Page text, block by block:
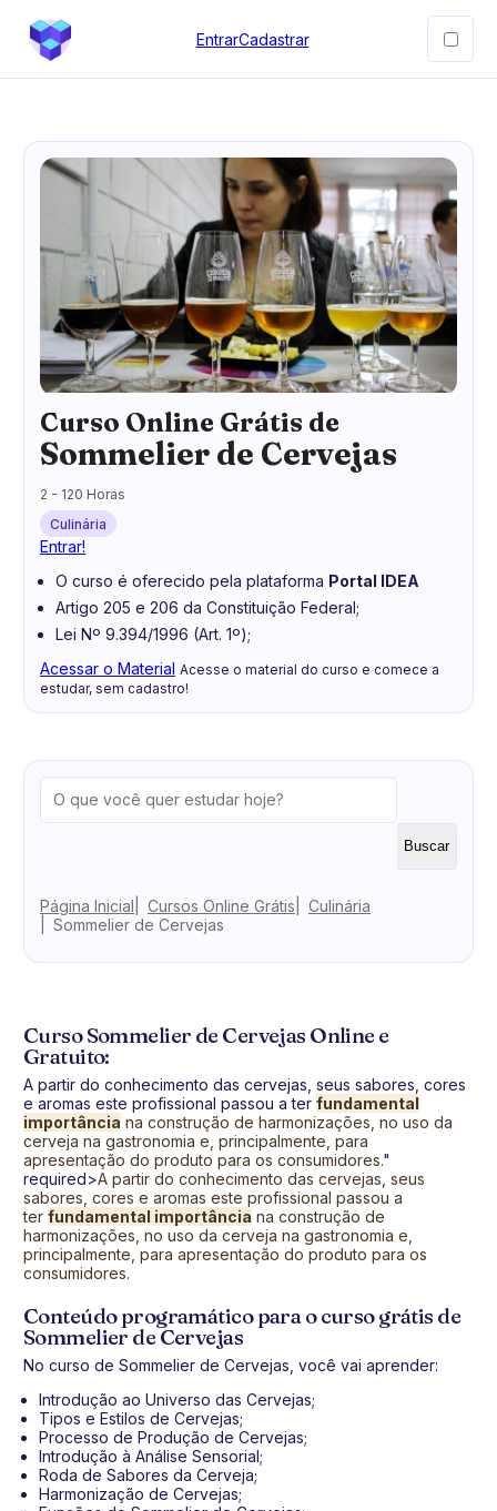
EntrarCadastrar
Curso Online Grátis de
Sommelier de Cervejas
2 - 120 Horas
Culinária
Entrar!
O curso é oferecido pela plataforma Portal IDEA
Artigo 205 e 206 da Constituição Federal;
Lei Nº 9.394/1996 (Art. 1º);
Acessar o Material Acesse o material do curso e comece a
estudar, sem cadastro!
Buscar
Página Inicial Cursos Online Grátis
Culinária
Sommelier de Cervejas
Curso Sommelier de Cervejas Online e
Gratuito:
A partir do conhecimento das cervejas, seus sabores, cores
e aromas este profissional passou a ter fundamental
importância na construção de harmonizações, no uso da
cerveja na gastronomia e, principalmente, para
apresentação do produto para os consumidores."
required>A partir do conhecimento das cervejas, seus
sabores, cores e aromas este profissional passou a
ter fundamental importância na construção de
harmonizações, no uso da cerveja na gastronomia e,
principalmente, para apresentação do produto para os
consumidores.
Conteúdo programático para o curso grátis de
Sommelier de Cervejas
No curso de Sommelier de Cervejas, você vai aprender:
Introdução ao Universo das Cervejas;
Tipos e Estilos de Cervejas;
Processo de Produção de Cervejas;
Introdução à Análise Sensorial;
Roda de Sabores da Cerveja;
Harmonização de Cervejas;